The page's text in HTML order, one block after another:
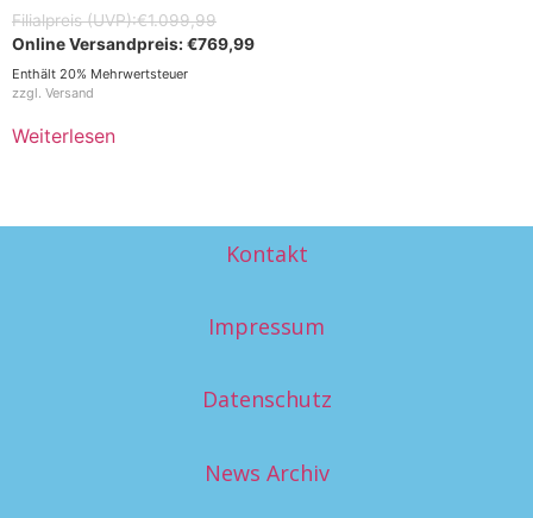
€1.099,99
€769,99
Enthält 20% Mehrwertsteuer
zzgl. Versand
Weiterlesen
Kontakt
Impressum
Datenschutz
News Archiv